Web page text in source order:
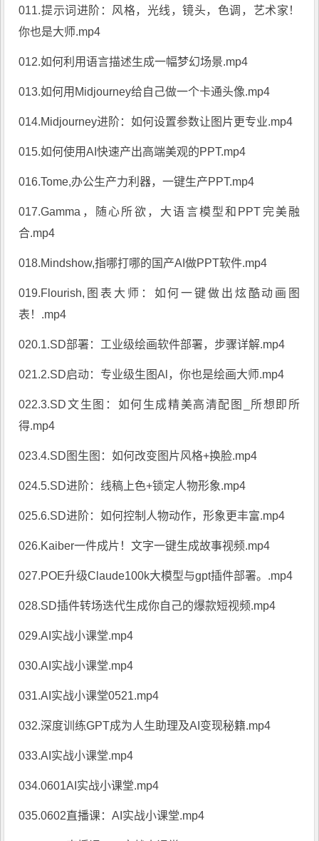
011.提示词进阶：风格，光线，镜头，色调，艺术家！
你也是大师.mp4
012.如何利用语言描述生成一幅梦幻场景.mp4
013.如何用Midjourney给自己做一个卡通头像.mp4
014.Midjourney进阶：如何设置参数让图片更专业.mp4
015.如何使用AI快速产出高端美观的PPT.mp4
016.Tome,办公生产力利器，一键生产PPT.mp4
017.Gamma，随心所欲，大语言模型和PPT完美融
合.mp4
018.Mindshow,指哪打哪的国产AI做PPT软件.mp4
019.Flourish,图表大师：如何一键做出炫酷动画图
表！.mp4
020.1.SD部署：工业级绘画软件部署，步骤详解.mp4
021.2.SD启动：专业级生图Al，你也是绘画大师.mp4
022.3.SD文生图：如何生成精美高清配图_所想即所
得.mp4
023.4.SD图生图：如何改变图片风格+换脸.mp4
024.5.SD进阶：线稿上色+锁定人物形象.mp4
025.6.SD进阶：如何控制人物动作，形象更丰富.mp4
026.Kaiber一件成片！文字一键生成故事视频.mp4
027.POE升级Claude100k大模型与gpt插件部署。.mp4
028.SD插件转场迭代生成你自己的爆款短视频.mp4
029.AI实战小课堂.mp4
030.AI实战小课堂.mp4
031.AI实战小课堂0521.mp4
032.深度训练GPT成为人生助理及AI变现秘籍.mp4
033.AI实战小课堂.mp4
034.0601AI实战小课堂.mp4
035.0602直播课：AI实战小课堂.mp4